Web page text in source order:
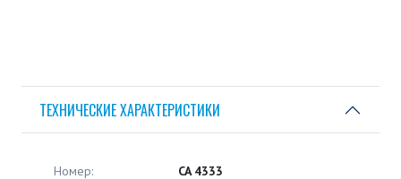
ТЕХНИЧЕСКИЕ ХАРАКТЕРИСТИКИ
Номер: CA 4333